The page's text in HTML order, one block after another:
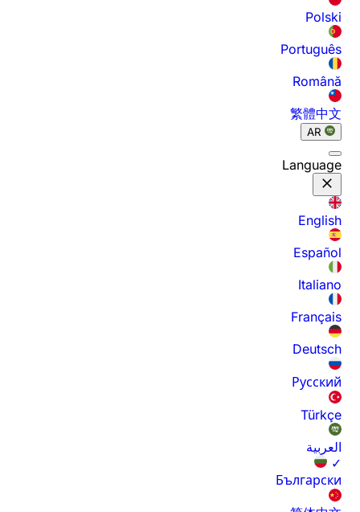
Polski
Português
Română
繁體中文
AR
Language
English
Español
Italiano
Français
Deutsch
Русский
Türkçe
العربية
✓
Български